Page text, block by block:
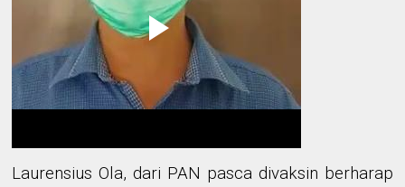
Laurensius Ola, dari PAN pasca divaksin berharap